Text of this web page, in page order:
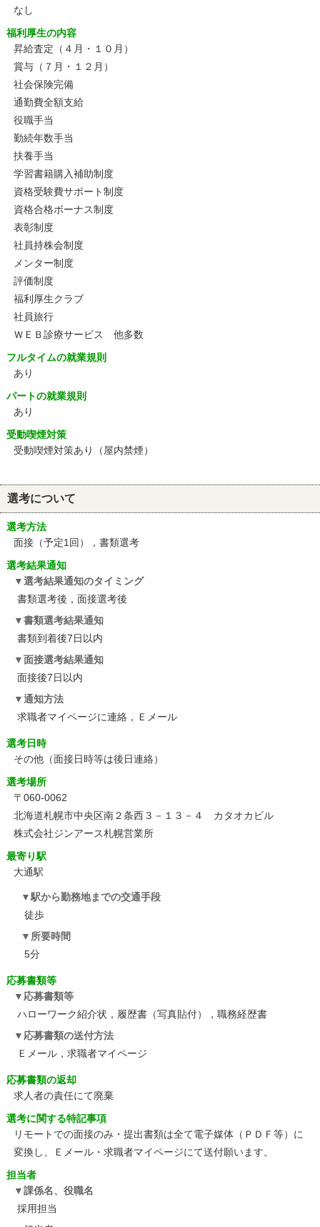
なし
福利厚生の内容
昇給査定（４月・１０月）
賞与（７月・１２月）
社会保険完備
通勤費全額支給
役職手当
勤続年数手当
扶養手当
学習書籍購入補助制度
資格受験費サポート制度
資格合格ボーナス制度
表彰制度
社員持株会制度
メンター制度
評価制度
福利厚生クラブ
社員旅行
ＷＥＢ診療サービス 他多数
フルタイムの就業規則
あり
パートの就業規則
あり
受動喫煙対策
受動喫煙対策あり（屋内禁煙）
選考について
選考方法
面接（予定1回），書類選考
選考結果通知
選考結果通知のタイミング
書類選考後，面接選考後
書類選考結果通知
書類到着後7日以内
面接選考結果通知
面接後7日以内
通知方法
求職者マイページに連絡，Ｅメール
選考日時
その他（面接日時等は後日連絡）
選考場所
〒060-0062
北海道札幌市中央区南２条西３－１３－４ カタオカビル
株式会社ジンアース札幌営業所
最寄り駅
大通駅
駅から勤務地までの交通手段
徒歩
所要時間
5分
応募書類等
応募書類等
ハローワーク紹介状，履歴書（写真貼付），職務経歴書
応募書類の送付方法
Ｅメール，求職者マイページ
応募書類の返却
求人者の責任にて廃棄
選考に関する特記事項
リモートでの面接のみ・提出書類は全て電子媒体（ＰＤＦ等）に
変換し、Ｅメール・求職者マイページにて送付願います。
担当者
課係名、役職名
採用担当